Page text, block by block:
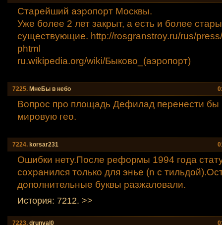
Старейший аэропорт Москвы.
Уже более 2 лет закрыт, а есть и более
существующие. http://rosgranstroy.ru/rus/
phtml
ru.wikipedia.org/wiki/Быково_(аэропорт)
7225. МнеБы в небо
Вопрос про площадь Дефилад перенести бы
мировую гео.
7224. korsar231
Ошибки нету.После реформы 1994 года
сохранился только для энье (n с
дополнительные буквы разжаловали.
История: 7212. >>
7223. drunval0